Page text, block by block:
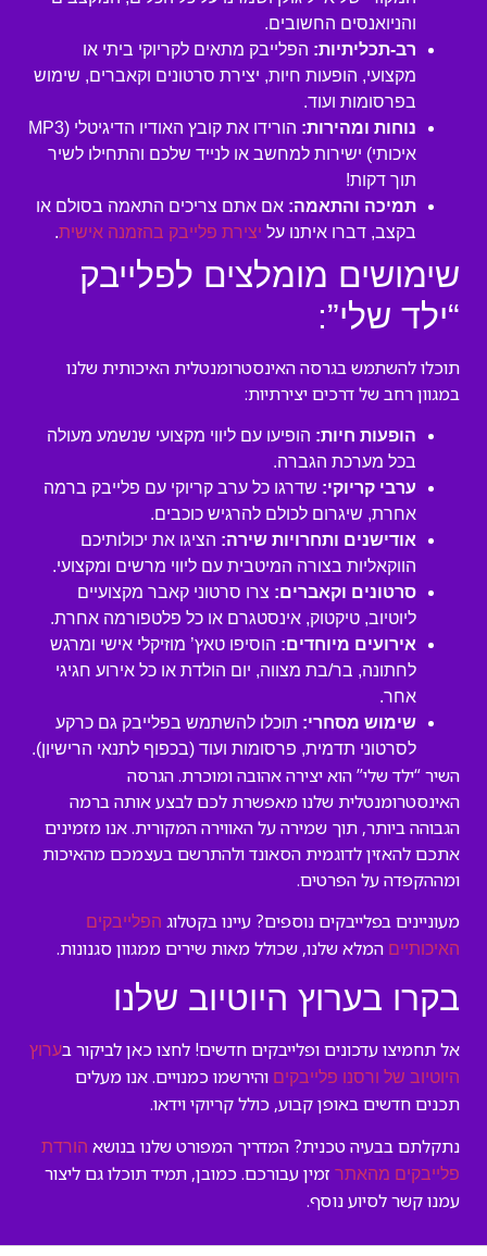
והניואנסים החשובים.
רב-תכליתיות: הפלייבק מתאים לקריוקי ביתי או
מקצועי, הופעות חיות, יצירת סרטונים וקאברים, שימוש
בפרסומות ועוד.
נוחות ומהירות:
הורידו את קובץ האודיו הדיגיטלי (MP3
איכותי) ישירות למחשב או לנייד שלכם והתחילו לשיר
תוך דקות!
תמיכה והתאמה: אם אתם צריכים התאמה בסולם או
בקצב, דברו איתנו על יצירת פלייבק בהזמנה אישית.
שימושים מומלצים לפלייבק
“ילד שלי”:
תוכלו להשתמש בגרסה האינסטרומנטלית האיכותית שלנו
במגוון רחב של דרכים יצירתיות:
הופעות חיות: הופיעו עם ליווי מקצועי שנשמע מעולה
בכל מערכת הגברה.
ערבי קריוקי: שדרגו כל ערב קריוקי עם פלייבק ברמה
אחרת, שיגרום לכולם להרגיש כוכבים.
אודישנים ותחרויות שירה: הציגו את יכולותיכם
הווקאליות בצורה המיטבית עם ליווי מרשים ומקצועי.
סרטונים וקאברים: צרו סרטוני קאבר מקצועיים
ליוטיוב, טיקטוק, אינסטגרם או כל פלטפורמה אחרת.
אירועים מיוחדים: הוסיפו טאץ’ מוזיקלי אישי ומרגש
לחתונה, בר/בת מצווה, יום הולדת או כל אירוע חגיגי
אחר.
שימוש מסחרי: תוכלו להשתמש בפלייבק גם כרקע
לסרטוני תדמית, פרסומות ועוד (בכפוף לתנאי הרישיון).
השיר “ילד שלי” הוא יצירה אהובה ומוכרת. הגרסה
האינסטרומנטלית שלנו מאפשרת לכם לבצע אותה ברמה
הגבוהה ביותר, תוך שמירה על האווירה המקורית. אנו מזמינים
אתכם להאזין לדוגמית הסאונד ולהתרשם בעצמכם מהאיכות
ומההקפדה על הפרטים.
מעוניינים בפלייבקים נוספים? עיינו בקטלוג הפלייבקים
האיכותיים המלא שלנו, שכולל מאות שירים ממגוון סגנונות.
בקרו בערוץ היוטיוב שלנו
אל תחמיצו עדכונים ופלייבקים חדשים! לחצו כאן לביקור בערוץ
היוטיוב של ורסנו פלייבקים והירשמו כמנויים. אנו מעלים
תכנים חדשים באופן קבוע, כולל קריוקי וידאו.
נתקלתם בבעיה טכנית? המדריך המפורט שלנו בנושא הורדת
פלייבקים מהאתר זמין עבורכם. כמובן, תמיד תוכלו גם ליצור
עמנו קשר לסיוע נוסף.